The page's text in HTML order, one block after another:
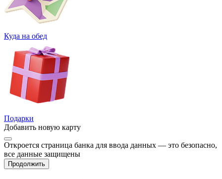
Куда на обед
Подарки
Добавить новую карту
Откроется страница банка для ввода данных — это безопасно,
все данные защищены
Продолжить